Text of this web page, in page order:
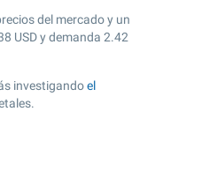
del mercado y un
USD y demanda 2.42
investigandoel